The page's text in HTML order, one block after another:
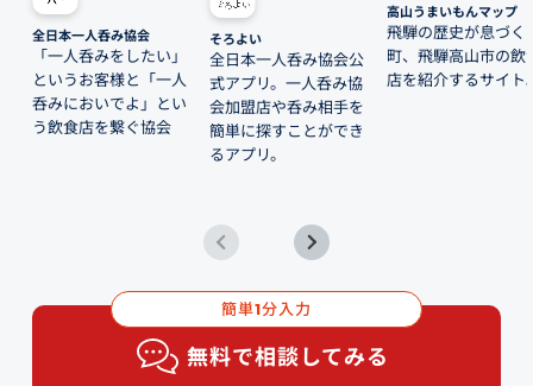
全日本一人呑み協会
「一人呑みをしたい」
というお客様と「一人
呑みにおいでよ」とい
う飲食店を繋ぐ協会
そろよい
全日本一人呑み協会公
式アプリ。一人呑み協
会加盟店や呑み相手を
簡単に探すことができ
るアプリ。
高山うまいもんマップ
飛騨の歴史が息づく
町、飛騨高山市の飲
店を紹介するサイト
簡単1分入力
無料で相談してみる